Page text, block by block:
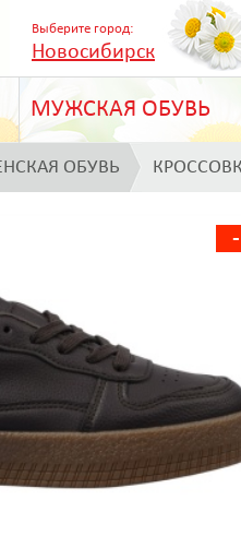
Выберите город:
Новосибирск
МУЖСКАЯ ОБУВЬ
ОБУВЬ